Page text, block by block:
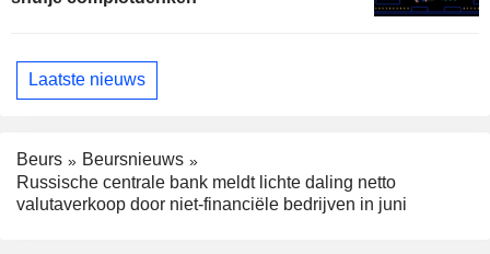
Laatste nieuws
Beurs
Beursnieuws
Russische centrale bank meldt lichte daling netto
valutaverkoop door niet-financiële bedrijven in juni